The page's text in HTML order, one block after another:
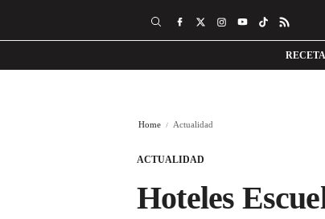
Home Actualidad
ACTUALIDAD
Hoteles